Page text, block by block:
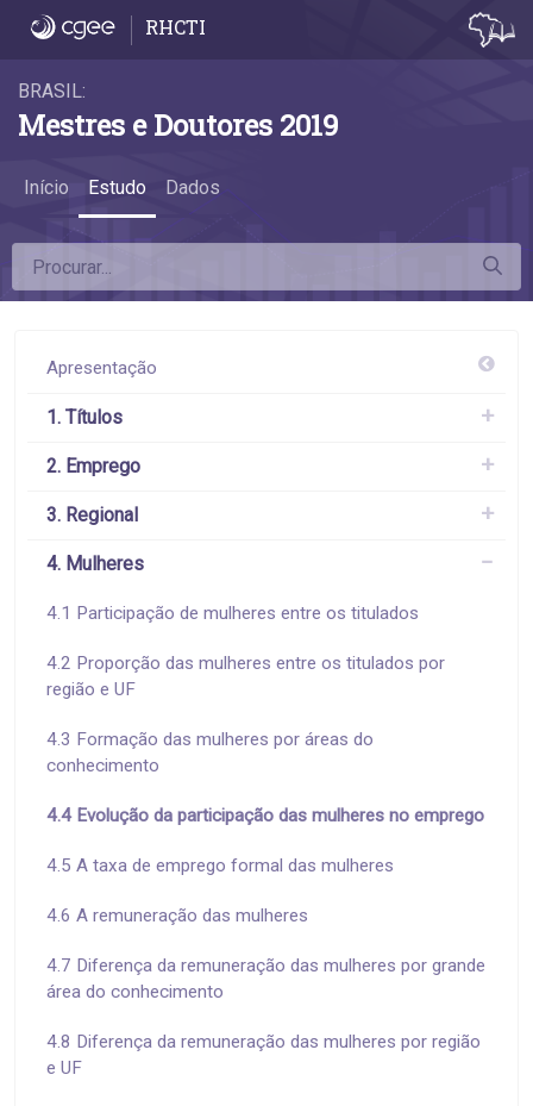
4.4 Evolução da participação das
RHCTI
BRASIL:
Mestres e Doutores 2019
Início Estudo Dados
Apresentação
1. Títulos
2. Emprego
3. Regional
4. Mulheres
4.1 Participação de mulheres entre os titulados
4.2 Proporção das mulheres entre os titulados por
região e UF
4.3 Formação das mulheres por áreas do
conhecimento
4.4 Evolução da participação das mulheres no emprego
4.5 A taxa de emprego formal das mulheres
4.6 A remuneração das mulheres
4.7 Diferença da remuneração das mulheres por grande
área do conhecimento
4.8 Diferença da remuneração das mulheres por região
e UF